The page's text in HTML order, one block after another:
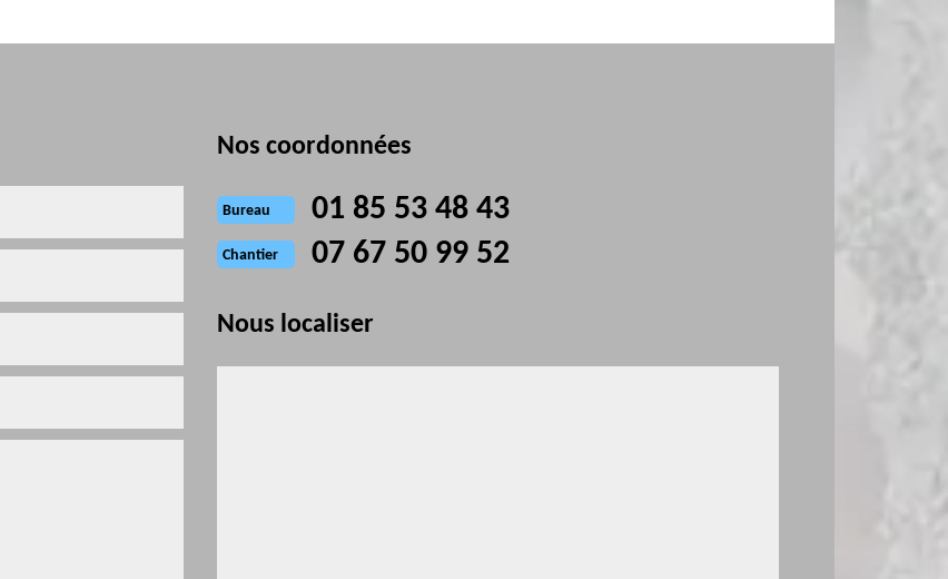
Nos coordonnées
Bureau 01 85 53 48 43
Chantier 07 67 50 99 52
Nous localiser